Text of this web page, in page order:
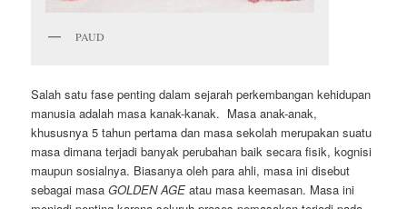
PAUD
Salah satu fase penting dalam sejarah perkembangan kehidupan
manusia adalah masa kanak-kanak. Masa anak-anak,
khususnya 5 tahun pertama dan masa sekolah merupakan suatu
masa dimana terjadi banyak perubahan baik secara fisik, kognisi
maupun sosialnya. Biasanya oleh para ahli, masa ini disebut
sebagai masaGOLDEN AGE atau masa keemasan. Masa ini